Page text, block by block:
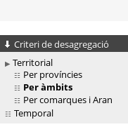
Criteri de desagregació
Territorial
Per províncies
Per àmbits
Per comarques i Aran
Temporal